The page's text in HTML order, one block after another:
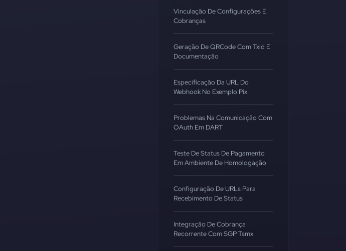
Vinculação De Configurações E
Cobranças
Geração De QRCode Com Txid E
Documentação
Especificação Da URL Do
Webhook No Exemplo Pix
Problemas Na Comunicação Com
OAuth Em DART
Teste De Status De Pagamento
Em Ambiente De Homologação
Configuração De URLs Para
Recebimento De Status
Integração De Cobrança
Recorrente Com SGP Tsmx